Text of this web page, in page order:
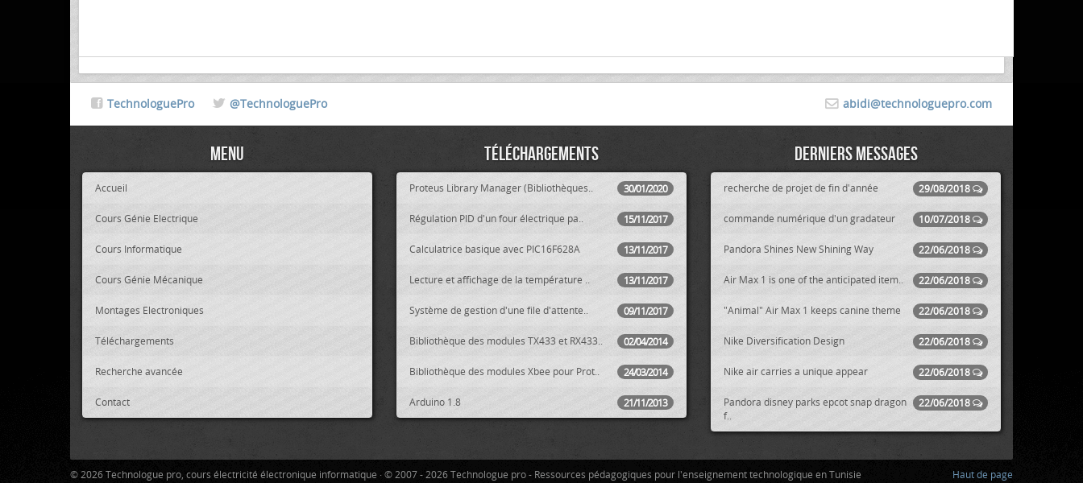
abidi@technologuepro.com
TechnologuePro @TechnologuePro
Menu
Accueil
Cours Génie Electrique
Cours Informatique
Cours Génie Mécanique
Montages Electroniques
Téléchargements
Recherche avancée
Contact
Téléchargements
30/01/2020
Proteus Library Manager (Bibliothèques..
15/11/2017
Régulation PID d'un four électrique pa..
13/11/2017
Calculatrice basique avec PIC16F628A
13/11/2017
Lecture et affichage de la température ..
09/11/2017
Système de gestion d'une file d'attente..
02/04/2014
Bibliothèque des modules TX433 et RX433..
24/03/2014
Bibliothèque des modules Xbee pour Prot..
21/11/2013
Arduino 1.8
Derniers messages
29/08/2018
recherche de projet de fin d'année
10/07/2018
commande numérique d'un gradateur
22/06/2018
Pandora Shines New Shining Way
22/06/2018
Air Max 1 is one of the anticipated item..
22/06/2018
"Animal" Air Max 1 keeps canine theme
22/06/2018
Nike Diversification Design
22/06/2018
Nike air carries a unique appear
22/06/2018
Pandora disney parks epcot snap dragon
f..
Haut de page
© 2026 Technologue pro, cours électricité électronique informatique · © 2007 - 2026 Technologue pro - Ressources pédagogiques pour l'enseignement technologique en Tunisie